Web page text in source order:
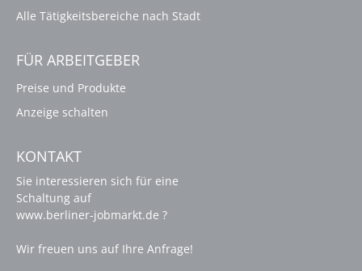
Alle Tätigkeitsbereiche nach Stadt
FÜR ARBEITGEBER
Preise und Produkte
Anzeige schalten
KONTAKT
Sie interessieren sich für eine
Schaltung auf
www.berliner-jobmarkt.de ?
Wir freuen uns auf Ihre Anfrage!